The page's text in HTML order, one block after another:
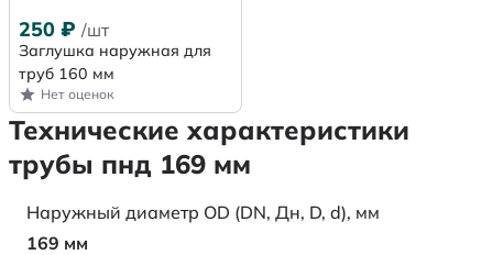
250 ₽ /шт
Заглушка наружная для
труб 160 мм
Нет оценок
Технические характеристики
трубы пнд 169 мм
Наружный диаметр OD (DN, Дн, D, d), мм
169 мм